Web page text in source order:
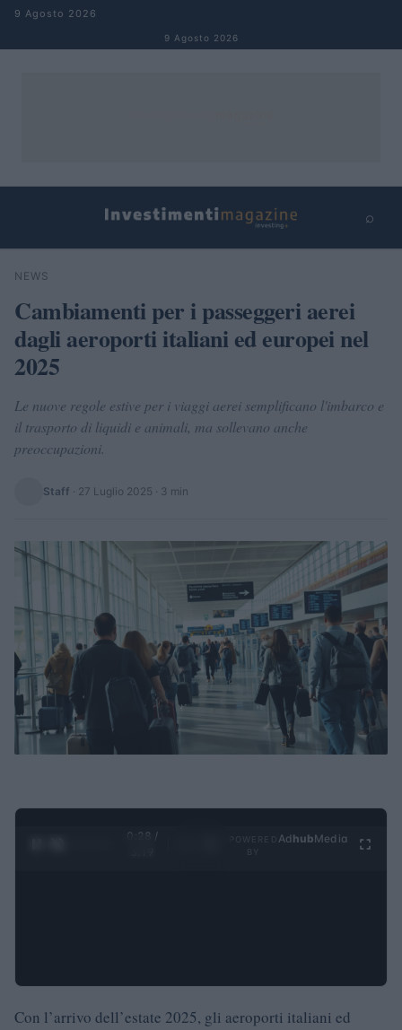
Salta al contenuto
9 Agosto 2026
9 Agosto 2026
⌕
Cerca
NEWS
Cambiamenti per i passeggeri aerei
dagli aeroporti italiani ed europei nel
2025
Le nuove regole estive per i viaggi aerei semplificano l'imbarco e
il trasporto di liquidi e animali, ma sollevano anche
preoccupazioni.
Staff · 27 Luglio 2025 · 3 min
0:28 /
Ad hubMedia
Con l’arrivo dell’estate 2025, gli aeroporti italiani ed